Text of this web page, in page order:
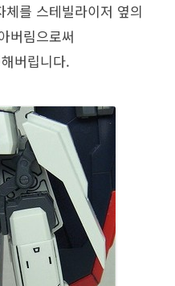
를 스테빌라이저 옆의
버림으로써
버립니다.